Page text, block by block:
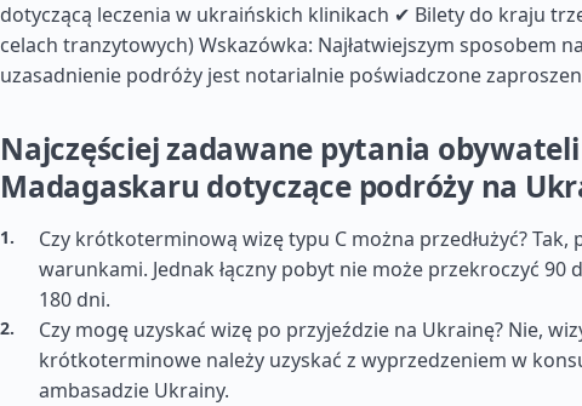
dotyczącą leczenia w ukraińskich klinikach ✔ Bilety do kraju
celach tranzytowych) Wskazówka: Najłatwiejszym sposobem na
uzasadnienie podróży jest notarialnie poświadczone
Najczęściej zadawane pytania obywateli
Madagaskaru dotyczące podróży na
Czy krótkoterminową wizę typu C można przedłużyć? Tak,
warunkami. Jednak łączny pobyt nie może przekroczyć 90
180 dni.
Czy mogę uzyskać wizę po przyjeździe na Ukrainę? Nie,
krótkoterminowe należy uzyskać z wyprzedzeniem w
ambasadzie Ukrainy.